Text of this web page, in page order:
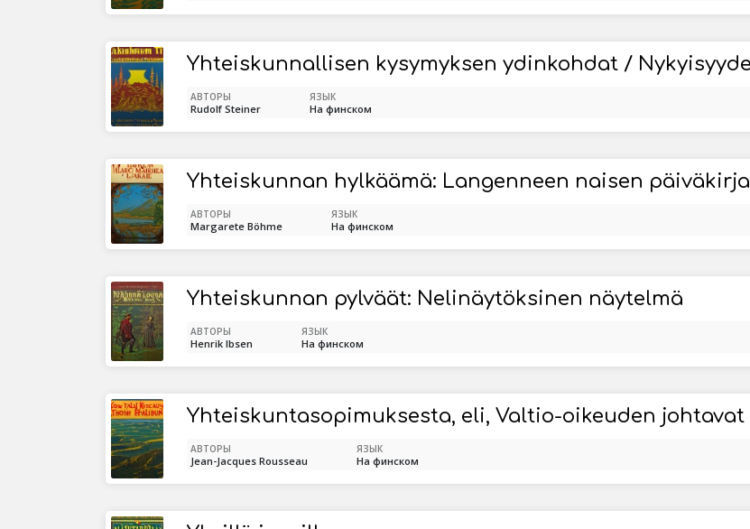
АВТОРЫ
Rudolf Steiner
ЯЗЫК
На финском
Yhteiskunnan hylkäämä: Langenneen naisen päiväkirja
АВТОРЫ
Margarete Böhme
ЯЗЫК
На финском
Yhteiskunnan pylväät: Nelinäytöksinen näytelmä
АВТОРЫ
Henrik Ibsen
ЯЗЫК
На финском
АВТОРЫ
Jean-Jacques Rousseau
ЯЗЫК
На финском